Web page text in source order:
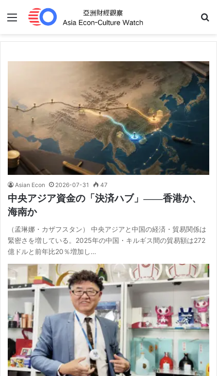
Menu
Asian Econ 2026-07-31 47
中央アジア資金の「決済ハブ」――香港か、
海南か
（孟琳娜・カザフスタン） 中央アジアと中国の経済・貿易関係は
緊密さを増している。2025年の中国・キルギス間の貿易額は272
億ドルと前年比20％増加し…